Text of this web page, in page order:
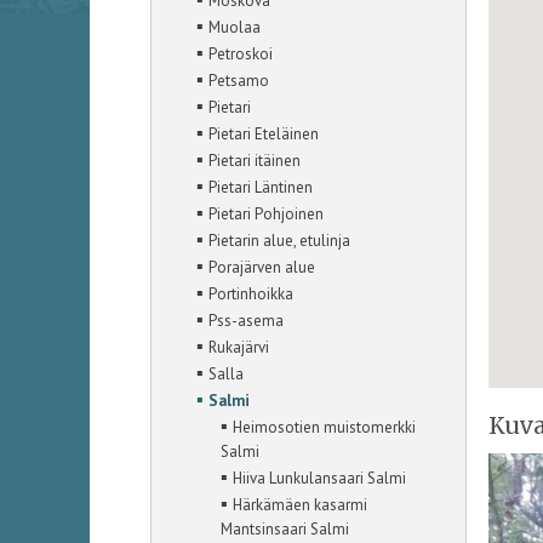
▪ Muolaa
▪ Petroskoi
▪ Petsamo
▪ Pietari
▪ Pietari Eteläinen
▪ Pietari itäinen
▪ Pietari Läntinen
▪ Pietari Pohjoinen
▪ Pietarin alue, etulinja
▪ Porajärven alue
▪ Portinhoikka
▪ Pss-asema
▪ Rukajärvi
▪ Salla
▪ Salmi
▪ Heimosotien muistomerkki
Salmi
▪ Hiiva Lunkulansaari Salmi
▪ Härkämäen kasarmi
Mantsinsaari Salmi